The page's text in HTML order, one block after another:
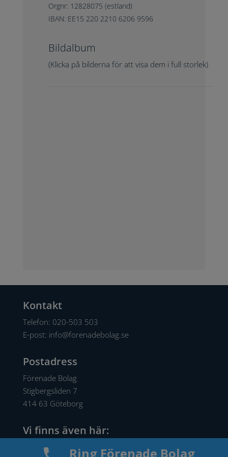
Orgnr: 12828075 (estland)
IBAN: EE15 220 2210 6206 9596
Bildalbum
(Klicka på bilderna för att visa dem i full storlek)
Kontakt
Telefon: 020-503 503
E-post: info@forenadebolag.se
Postadress
Förenade Bolag
Stigbergsliden 7
414 63 Göteborg
Vi finns även här:
Facebook Ring Förenade Bolag